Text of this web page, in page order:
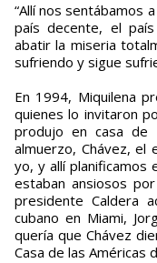
“Allí nos sentábamos
país decente, el
abatir la miseria
sufriendo y sigue
En 1994, Miquilena
quienes lo invitaron
produjo en casa de
almuerzo, Chávez, el
yo, y allí planificamos
estaban ansiosos
presidente Caldera
cubano en Miami,
quería que Chávez
Casa de las Américas